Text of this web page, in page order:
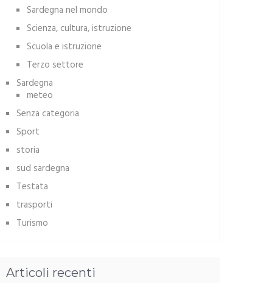
Sardegna nel mondo
Scienza, cultura, istruzione
Scuola e istruzione
Terzo settore
Sardegna
meteo
Senza categoria
Sport
storia
sud sardegna
Testata
trasporti
Turismo
Articoli recenti